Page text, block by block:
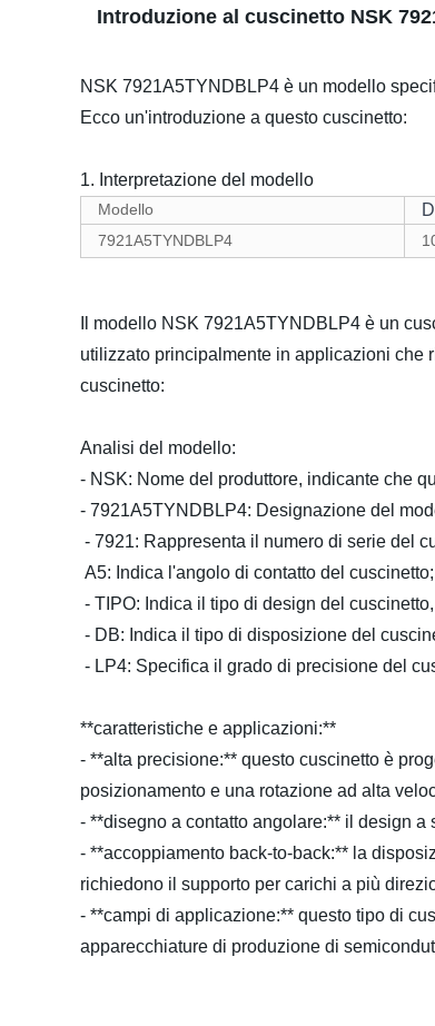
Introduzione al cuscinetto NSK
NSK 7921A5TYNDBLP4 è un modello
Ecco un'introduzione a questo cuscinetto:
1. Interpretazione del modello
Modello
7921A5TYNDBLP4
Il modello NSK 7921A5TYNDBLP4 è un
utilizzato principalmente in applicazioni che
cuscinetto:
Analisi del modello:
- NSK: Nome del produttore, indicante che
- 7921A5TYNDBLP4: Designazione del
- 7921: Rappresenta il numero di serie del
A5: Indica l'angolo di contatto del
- TIPO: Indica il tipo di design del
- DB: Indica il tipo di disposizione del
- LP4: Specifica il grado di precisione del
**caratteristiche e applicazioni:**
- **alta precisione:** questo cuscinetto è
posizionamento e una rotazione ad alta
- **disegno a contatto angolare:** il design
- **accoppiamento back-to-back:** la
richiedono il supporto per carichi a più
- **campi di applicazione:** questo tipo di
apparecchiature di produzione di